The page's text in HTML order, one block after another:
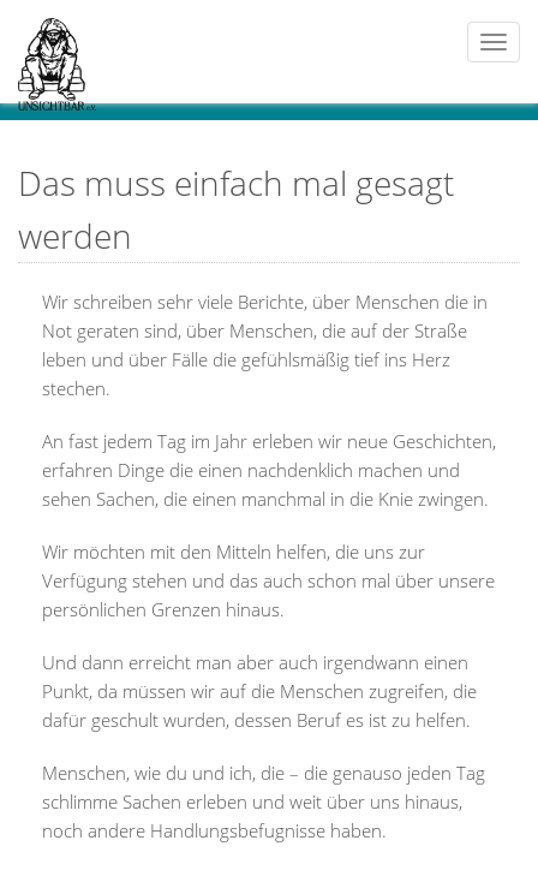
Das muss einfach mal gesagt
werden
Wir schreiben sehr viele Berichte, über Menschen die in
Not geraten sind, über Menschen, die auf der Straße
leben und über Fälle die gefühlsmäßig tief ins Herz
stechen.
An fast jedem Tag im Jahr erleben wir neue Geschichten,
erfahren Dinge die einen nachdenklich machen und
sehen Sachen, die einen manchmal in die Knie zwingen.
Wir möchten mit den Mitteln helfen, die uns zur
Verfügung stehen und das auch schon mal über unsere
persönlichen Grenzen hinaus.
Und dann erreicht man aber auch irgendwann einen
Punkt, da müssen wir auf die Menschen zugreifen, die
dafür geschult wurden, dessen Beruf es ist zu helfen.
Menschen, wie du und ich, die – die genauso jeden Tag
schlimme Sachen erleben und weit über uns hinaus,
noch andere Handlungsbefugnisse haben.